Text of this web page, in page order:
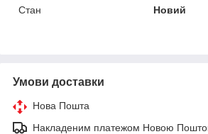
Стан
Новий
Умови доставки
Нова Пошта
Накладеним платежом Новою